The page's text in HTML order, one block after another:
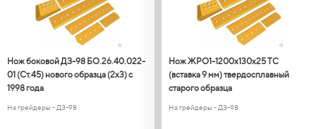
Нож боковой ДЗ-98 БО.26.40.022-
01 (Ст.45) нового образца (2х3) с
1998 года
На грейдеры - ДЗ-98
Нож ЖРО1-1200х130х25 ТС
(вставка 9 мм) твердосплавный
старого образца
На грейдеры - ДЗ-98